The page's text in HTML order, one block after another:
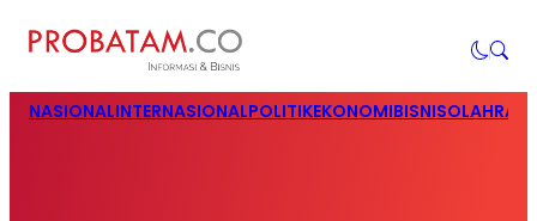
NASIONALINTERNASIONALPOLITIKEKONOMIBISNIS